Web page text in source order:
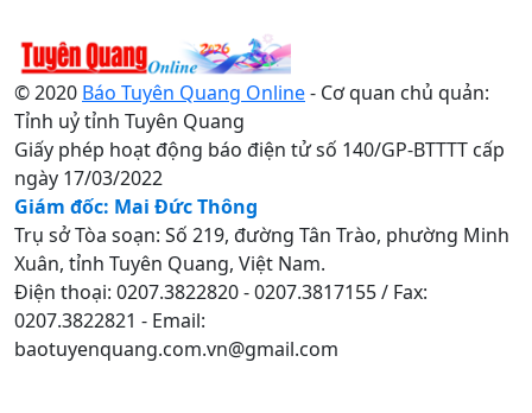
© 2020 Báo Tuyên Quang Online- Cơ quan chủ quản:
Tỉnh uỷ tỉnh Tuyên Quang
Giấy phép hoạt động báo điện tử số 140/GP-BTTTT cấp
ngày 17/03/2022
Giám đốc: Mai Đức Thông
Trụ sở Tòa soạn: Số 219, đường Tân Trào, phường Minh
Xuân, tỉnh Tuyên Quang, Việt Nam.
Điện thoại: 0207.3822820 - 0207.3817155 / Fax:
0207.3822821 - Email:
baotuyenquang.com.vn@gmail.com